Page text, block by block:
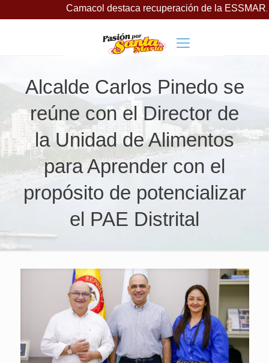
Camacol destaca recuperación de la ESSMAR, bajo
Alcalde Carlos Pinedo se
reúne con el Director de
la Unidad de Alimentos
para Aprender con el
propósito de potencializar
el PAE Distrital